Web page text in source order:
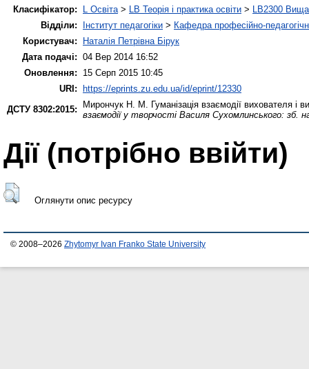
Класифікатор:
L Освіта> LB Теорія і практика освіти > LB2300 Вища
Відділи:
Інститут педагогіки > Кафедра професійно-
Користувач:
Наталія Петрівна Бірук
Дата подачі: 04 Вер 2014 16:52
Оновлення:
15 Серп 2015 10:45
URI:
https://eprints.zu.edu.ua/id/eprint/12330
ДСТУ 8302:2015:
Мирончук Н. М. Гуманізація взаємодії вихователя
взаємодії у творчості Василя Сухомлинського: зб.
Дії ​​(потрібно ввійти)
Оглянути опис ресурсу
© 2008–2026 Zhytomyr Ivan Franko State University